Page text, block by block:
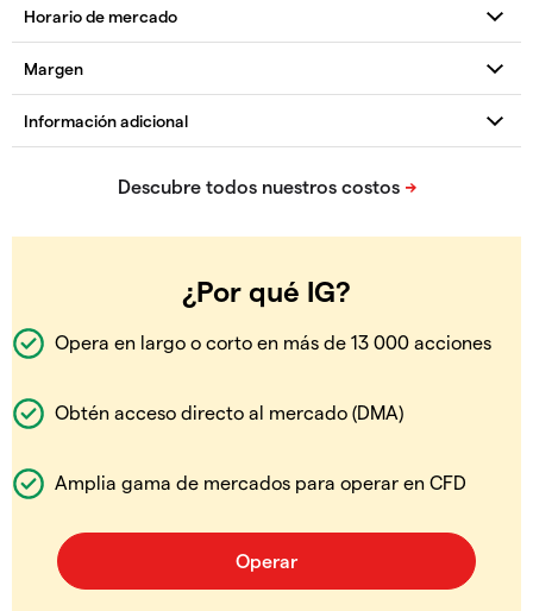
¿Por qué IG?
Opera en largo o corto en más de 13 000 acciones
Obtén acceso directo al mercado (DMA)
Amplia gama de mercados para operar en CFD